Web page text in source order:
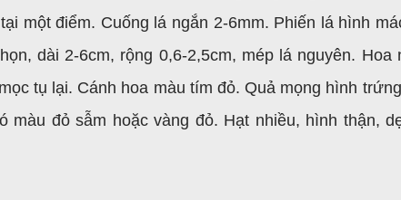
một điểm. Cuống lá ngắn 2-6mm. Phiến lá hình
dài 2-6cm, rộng 0,6-2,5cm, mép lá nguyên. Hoa
tụ lại. Cánh hoa màu tím đỏ. Quả mọng hình
màu đỏ sẫm hoặc vàng đỏ. Hạt nhiều, hình thận,